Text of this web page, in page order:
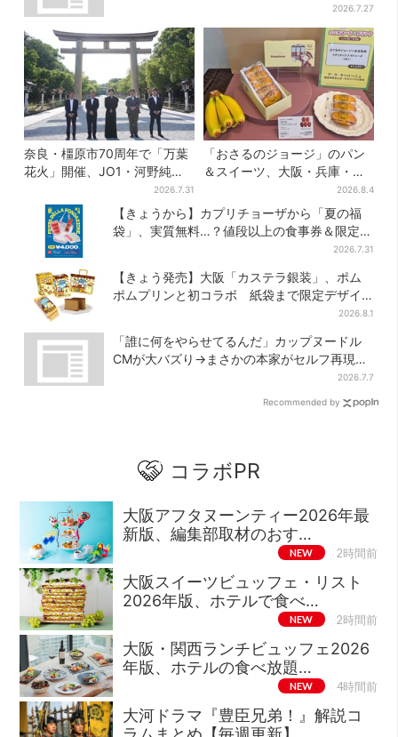
2026.7.27
奈良・橿原市70周年で「万葉
花火」開催、JO1・河野純喜
がアンバサダーに…グループ
楽曲ともシンクロ
2026.7.31
「おさるのジョージ」のパン
＆スイーツ、大阪・兵庫・京
都限定で【きょうから】発売
スタート
2026.8.4
【きょうから】カプリチョーザから「夏の福
袋」、実質無料…？値段以上の食事券＆限定ア
2026.7.31
【きょう発売】大阪「カステラ銀装」、ポム
ポムプリンと初コラボ 紙袋まで限定デザイ
2026.8.1
「誰に何をやらせてるんだ」カップヌードル
CMが大バズり→まさかの本家がセルフ再現
「仕事早すぎ」「もうこっちにした方が…」
2026.7.7
Recommended by
コラボPR
大阪アフタヌーンティー2026年最
新版、編集部取材のおす…
NEW 2時間前
大阪スイーツビュッフェ・リスト
2026年版、ホテルで食べ…
NEW 2時間前
大阪・関西ランチビュッフェ2026
年版、ホテルの食べ放題…
NEW 4時間前
大河ドラマ『豊臣兄弟！』解説コ